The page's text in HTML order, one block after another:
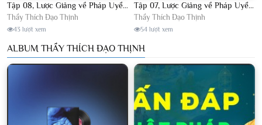
Tập 08, Lược Giảng về Pháp Uyển Châu Lâm, Chủ giảng TT. Thích Đạo Thịnh.
Thầy Thích Đạo Thịnh
43 lượt xem
Tập 07, Lược Giảng về Pháp Uyển Châu Lâm, Chủ giảng TT Thích Đạo Thịnh
Thầy Thích Đạo Thịnh
54 lượt xem
ALBUM THẦY THÍCH ĐẠO THỊNH